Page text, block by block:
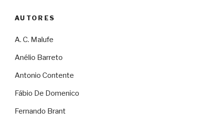
AUTORES
A. C. Malufe
Anélio Barreto
Antonio Contente
Fábio De Domenico
Fernando Brant